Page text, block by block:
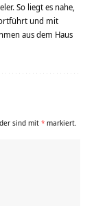
So liegt es nahe,
und mit
aus dem Haus
sind mit * markiert.